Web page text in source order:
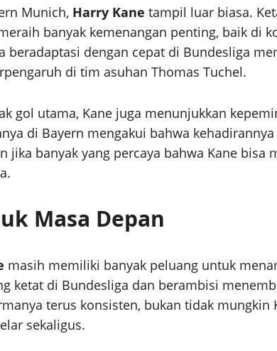
Munich, Harry Kane tampil luar biasa.
banyak kemenangan penting, baik di
beradaptasi dengan cepat di Bundesliga
di tim asuhan Thomas Tuchel.
gol utama, Kane juga menunjukkan
di Bayern mengakui bahwa
jika banyak yang percaya bahwa Kane bisa
Masa Depan
masih memiliki banyak peluang untuk
ketat di Bundesliga dan berambisi
terus konsisten, bukan tidak
sekaligus.